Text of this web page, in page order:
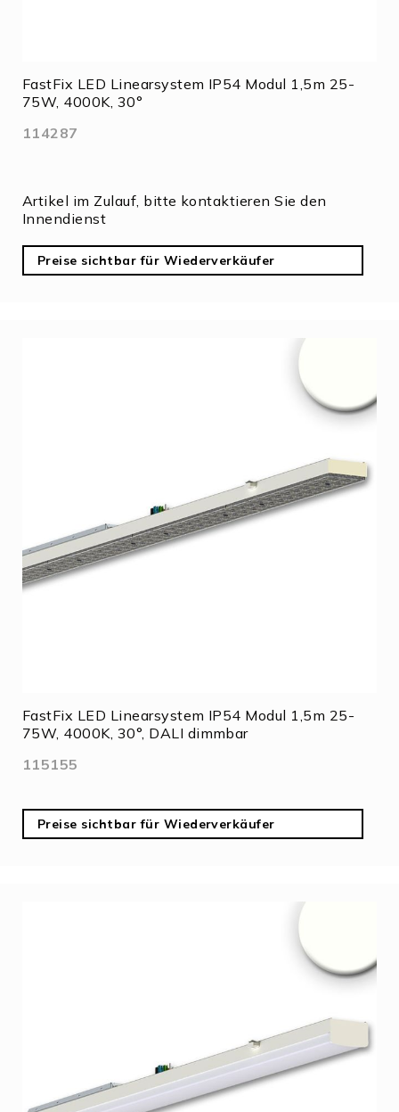
FastFix LED Linearsystem IP54 Modul 1,5m 25-
75W, 4000K, 30°
114287
Artikel im Zulauf, bitte kontaktieren Sie den
Innendienst
Preise sichtbar für Wiederverkäufer
FastFix LED Linearsystem IP54 Modul 1,5m 25-
75W, 4000K, 30°, DALI dimmbar
115155
Preise sichtbar für Wiederverkäufer